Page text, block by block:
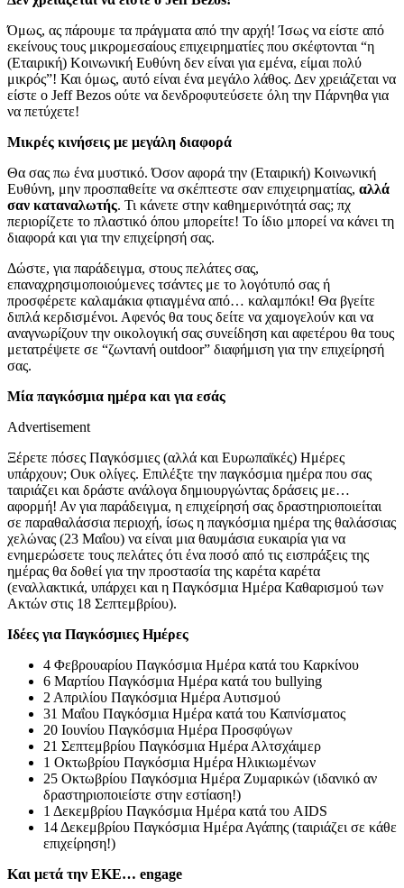
Όμως, ας πάρουμε τα πράγματα από την αρχή! Ίσως να είστε από
εκείνους τους μικρομεσαίους επιχειρηματίες που σκέφτονται “η
(Εταιρική) Κοινωνική Ευθύνη δεν είναι για εμένα, είμαι πολύ
μικρός”! Και όμως, αυτό είναι ένα μεγάλο λάθος. Δεν χρειάζεται να
είστε ο Jeff Bezos ούτε να δενδροφυτεύσετε όλη την Πάρνηθα για
να πετύχετε!
Μικρές κινήσεις με μεγάλη διαφορά
Θα σας πω ένα μυστικό. Όσον αφορά την (Εταιρική) Κοινωνική
Ευθύνη, μην προσπαθείτε να σκέπτεστε σαν επιχειρηματίας, αλλά
σαν καταναλωτής. Τι κάνετε στην καθημερινότητά σας; πχ
περιορίζετε το πλαστικό όπου μπορείτε! Το ίδιο μπορεί να κάνει τη
διαφορά και για την επιχείρησή σας.
Δώστε, για παράδειγμα, στους πελάτες σας,
επαναχρησιμοποιούμενες τσάντες με το λογότυπό σας ή
προσφέρετε καλαμάκια φτιαγμένα από… καλαμπόκι! Θα βγείτε
διπλά κερδισμένοι. Αφενός θα τους δείτε να χαμογελούν και να
αναγνωρίζουν την οικολογική σας συνείδηση και αφετέρου θα τους
μετατρέψετε σε “ζωντανή outdoor” διαφήμιση για την επιχείρησή
σας.
Μία παγκόσμια ημέρα και για εσάς
Advertisement
Ξέρετε πόσες Παγκόσμιες (αλλά και Ευρωπαϊκές) Ημέρες
υπάρχουν; Ουκ ολίγες. Επιλέξτε την παγκόσμια ημέρα που σας
ταιριάζει και δράστε ανάλογα δημιουργώντας δράσεις με…
αφορμή! Αν για παράδειγμα, η επιχείρησή σας δραστηριοποιείται
σε παραθαλάσσια περιοχή, ίσως η παγκόσμια ημέρα της θαλάσσιας
χελώνας (23 Μαΐου) να είναι μια θαυμάσια ευκαιρία για να
ενημερώσετε τους πελάτες ότι ένα ποσό από τις εισπράξεις της
ημέρας θα δοθεί για την προστασία της καρέτα καρέτα
(εναλλακτικά, υπάρχει και η Παγκόσμια Ημέρα Καθαρισμού των
Ακτών στις 18 Σεπτεμβρίου).
Ιδέες για Παγκόσμιες Ημέρες
4 Φεβρουαρίου Παγκόσμια Ημέρα κατά του Καρκίνου
6 Μαρτίου Παγκόσμια Ημέρα κατά του bullying
2 Απριλίου Παγκόσμια Ημέρα Αυτισμού
31 Μαΐου Παγκόσμια Ημέρα κατά του Καπνίσματος
20 Ιουνίου Παγκόσμια Ημέρα Προσφύγων
21 Σεπτεμβρίου Παγκόσμια Ημέρα Αλτσχάιμερ
1 Οκτωβρίου Παγκόσμια Ημέρα Ηλικιωμένων
25 Οκτωβρίου Παγκόσμια Ημέρα Ζυμαρικών (ιδανικό αν
δραστηριοποιείστε στην εστίαση!)
1 Δεκεμβρίου Παγκόσμια Ημέρα κατά του AIDS
14 Δεκεμβρίου Παγκόσμια Ημέρα Αγάπης (ταιριάζει σε κάθε
επιχείρηση!)
Και μετά την ΕΚΕ… engage